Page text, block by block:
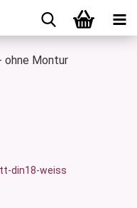
ohne Montur